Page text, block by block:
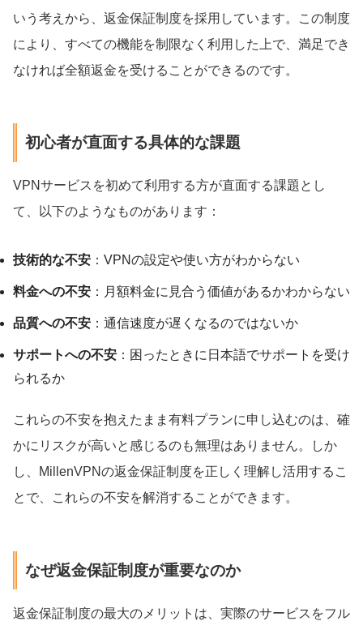
いう考えから、返金保証制度を採用しています。この制度
により、すべての機能を制限なく利用した上で、満足でき
なければ全額返金を受けることができるのです。
初心者が直面する具体的な課題
VPNサービスを初めて利用する方が直面する課題とし
て、以下のようなものがあります：
技術的な不安 ：VPNの設定や使い方がわからない
料金への不安 ：月額料金に見合う価値があるかわからない
品質への不安 ：通信速度が遅くなるのではないか
サポートへの不安 ：困ったときに日本語でサポートを受け
られるか
これらの不安を抱えたまま有料プランに申し込むのは、確
かにリスクが高いと感じるのも無理はありません。しか
し、MillenVPNの返金保証制度を正しく理解し活用するこ
とで、これらの不安を解消することができます。
なぜ返金保証制度が重要なのか
返金保証制度の最大のメリットは、実際のサービスをフル